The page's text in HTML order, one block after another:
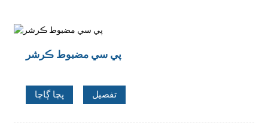
پي سي مضبوط ڪرشر
پڇا ڳاڇا تفصيل